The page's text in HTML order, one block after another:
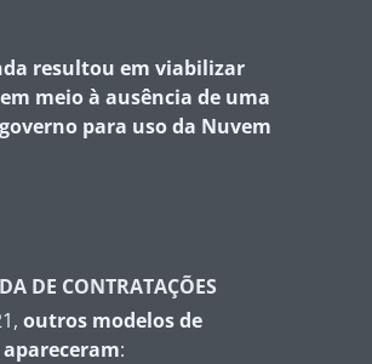
resultou em viabilizar
meio à ausência de uma
para uso da Nuvem
DE CONTRATAÇÕES
outros modelos de
: